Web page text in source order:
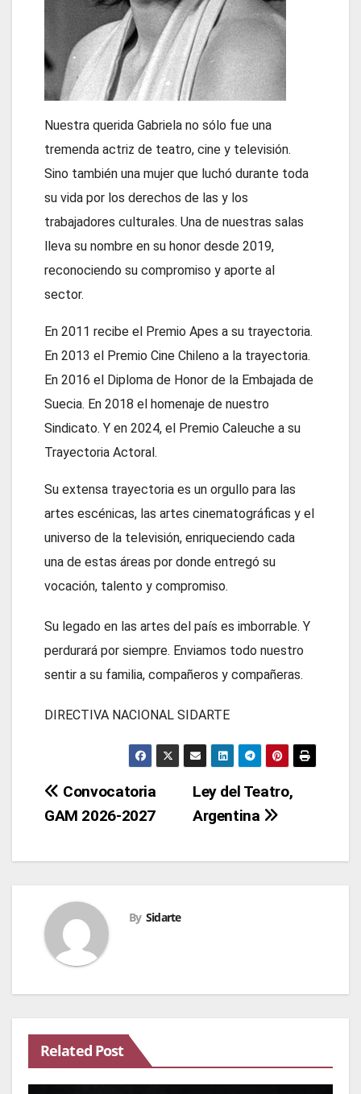
Nuestra querida Gabriela no sólo fue una
tremenda actriz de teatro, cine y televisión.
Sino también una mujer que luchó durante toda
su vida por los derechos de las y los
trabajadores culturales. Una de nuestras salas
lleva su nombre en su honor desde 2019,
reconociendo su compromiso y aporte al
sector.
En 2011 recibe el Premio Apes a su trayectoria.
En 2013 el Premio Cine Chileno a la trayectoria.
En 2016 el Diploma de Honor de la Embajada de
Suecia. En 2018 el homenaje de nuestro
Sindicato. Y en 2024, el Premio Caleuche a su
Trayectoria Actoral.
Su extensa trayectoria es un orgullo para las
artes escénicas, las artes cinematográficas y el
universo de la televisión, enriqueciendo cada
una de estas áreas por donde entregó su
vocación, talento y compromiso.
Su legado en las artes del país es imborrable. Y
perdurará por siempre. Enviamos todo nuestro
sentir a su familia, compañeros y compañeras.
DIRECTIVA NACIONAL SIDARTE
Navegación
de
entradas
Ley del Teatro,
Argentina
Convocatoria
GAM 2026-2027
By Sidarte
Related Post